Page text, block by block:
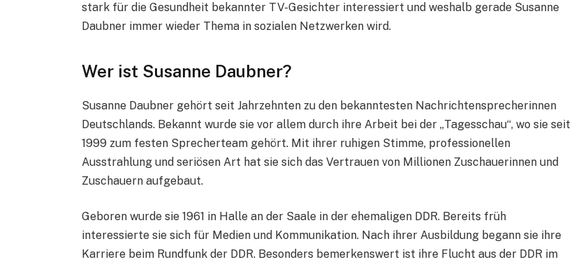
stark für die Gesundheit bekannter TV-Gesichter interessiert und weshalb gerade Susanne
Daubner immer wieder Thema in sozialen Netzwerken wird.
Wer ist Susanne Daubner?
Susanne Daubner gehört seit Jahrzehnten zu den bekanntesten Nachrichtensprecherinnen
Deutschlands. Bekannt wurde sie vor allem durch ihre Arbeit bei der „Tagesschau“, wo sie seit
1999 zum festen Sprecherteam gehört. Mit ihrer ruhigen Stimme, professionellen
Ausstrahlung und seriösen Art hat sie sich das Vertrauen von Millionen Zuschauerinnen und
Zuschauern aufgebaut.
Geboren wurde sie 1961 in Halle an der Saale in der ehemaligen DDR. Bereits früh
interessierte sie sich für Medien und Kommunikation. Nach ihrer Ausbildung begann sie ihre
Karriere beim Rundfunk der DDR. Besonders bemerkenswert ist ihre Flucht aus der DDR im